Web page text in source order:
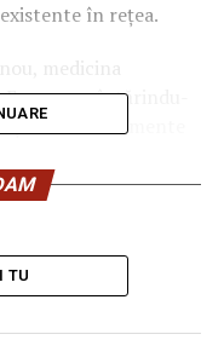
în rețea.
medicina
reîntărindu-
săi tratamente
TU